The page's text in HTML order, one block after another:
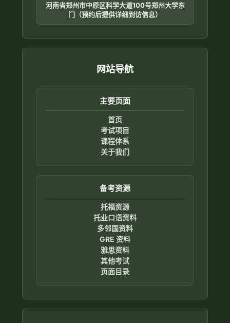
河南省郑州市中原区科学大道100号郑州大学东
门（预约后提供详细到访信息）
网站导航
主要页面
首页
考试项目
课程体系
关于我们
备考资源
托福资源
托业口语资料
多邻国资料
GRE 资料
雅思资料
其他考试
页面目录